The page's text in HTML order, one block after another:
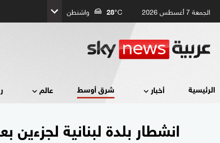
الجمعة 7 أغسطس 2026 28°C واشنطن
الرئيسية أخبار شرق أوسط عالم
انشطار بلدة لبنانية لجزءين